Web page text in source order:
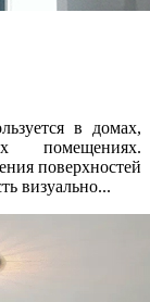
в домах,
помещениях.
поверхностей
визуально...